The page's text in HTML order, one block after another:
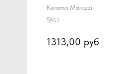
Kerama Marazzi
SKU:
1313,00 руб